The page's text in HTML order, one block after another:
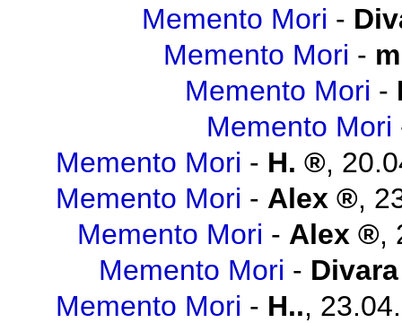
Memento Mori -
Memento Mori -
Memento Mori -
Memento Mori
Memento Mori - H. ,
Memento Mori - Alex ,
Memento Mori - Alex ,
Memento Mori - Divara
Memento Mori - H..,